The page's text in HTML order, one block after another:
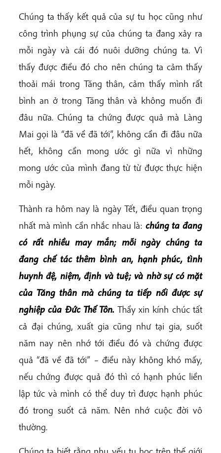
Chúng ta thấy kết quả của sự tu học cũng như
công trình phụng sự của chúng ta đang xảy ra
mỗi ngày và cái đó nuôi dưỡng chúng ta. Vì
thấy được điều đó cho nên chúng ta cảm thấy
thoải mái trong Tăng thân, cảm thấy mình rất
bình an ở trong Tăng thân và không muốn đi
đâu nữa. Chúng ta chứng được quả mà Làng
Mai gọi là “đã về đã tới”, không cần đi đâu nữa
hết, không cần mong ước gì nữa vì những
mong ước của mình đang từ từ được thực hiện
mỗi ngày.
Thành ra hôm nay là ngày Tết, điều quan trọng
nhất mà mình cần nhắc nhau là: chúng ta đang
có rất nhiều may mắn; mỗi ngày chúng ta
đang chế tác thêm bình an, hạnh phúc, tình
huynh đệ, niệm, định và tuệ; và nhờ sự có mặt
của Tăng thân mà chúng ta tiếp nối được sự
nghiệp của Đức Thế Tôn. Thầy xin kính chúc tất
cả đại chúng, xuất gia cũng như tại gia, suốt
năm nay nên nhớ tới điều đó và chứng được
quả “đã về đã tới” – điều này không khó mấy,
nếu chứng được quả đó thì có hạnh phúc liền
lập tức và mình có thể duy trì được hạnh phúc
đó trong suốt cả năm. Nên nhớ cuộc đời vô
thường.